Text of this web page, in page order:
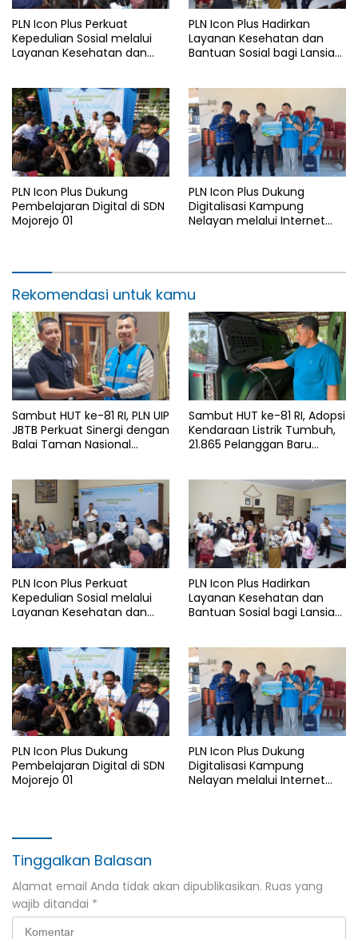
PLN Icon Plus Perkuat
Kepedulian Sosial melalui
Layanan Kesehatan dan
PLN Icon Plus Hadirkan
Layanan Kesehatan dan
Bantuan Sosial bagi Lansia
PLN Icon Plus Dukung
Pembelajaran Digital di SDN
Mojorejo 01
PLN Icon Plus Dukung
Digitalisasi Kampung
Nelayan melalui Internet
Rekomendasi untuk kamu
Sambut HUT ke-81 RI, PLN UIP
JBTB Perkuat Sinergi dengan
Balai Taman Nasional
kV Paiton–
Watudodol/Kalipuro
Sambut HUT ke-81 RI, Adopsi
Kendaraan Listrik Tumbuh,
21.865 Pelanggan Baru
PLN Icon Plus Perkuat
Kepedulian Sosial melalui
Layanan Kesehatan dan
PLN Icon Plus Hadirkan
Layanan Kesehatan dan
Bantuan Sosial bagi Lansia
PLN Icon Plus Dukung
Pembelajaran Digital di SDN
Mojorejo 01
PLN Icon Plus Dukung
Digitalisasi Kampung
Nelayan melalui Internet
Tinggalkan Balasan
Alamat email Anda tidak akan dipublikasikan. Ruas yang
wajib ditandai *